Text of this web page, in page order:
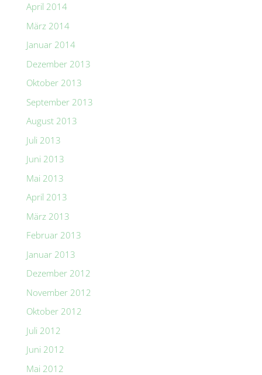
April 2014
März 2014
Januar 2014
Dezember 2013
Oktober 2013
September 2013
August 2013
Juli 2013
Juni 2013
Mai 2013
April 2013
März 2013
Februar 2013
Januar 2013
Dezember 2012
November 2012
Oktober 2012
Juli 2012
Juni 2012
Mai 2012